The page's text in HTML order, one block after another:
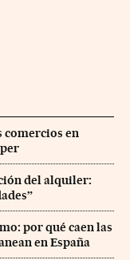
comercios en
del alquiler:
por qué caen las
en España